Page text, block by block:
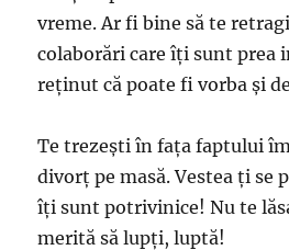
vreme. Ar fi bine să te
colaborări care îți sunt prea
reținut că poate fi vorba și
Te trezești în fața faptului
divorț pe masă. Vestea ți se
îți sunt potrivinice! Nu te
merită să lupți, luptă!